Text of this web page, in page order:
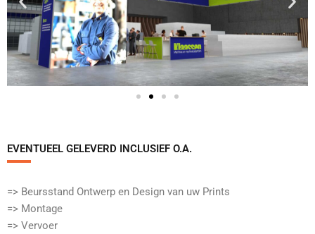
EVENTUEEL GELEVERD INCLUSIEF O.A.​
=> Beursstand Ontwerp en Design van uw Prints
=> Montage
=> Vervoer